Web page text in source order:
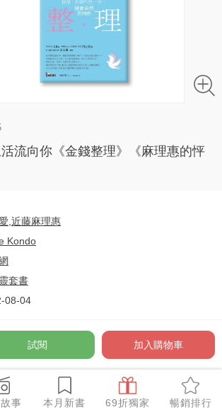
事 本月新書 69折獨家 暢銷排行
流向你《金錢整理》《麻理惠的怦
近藤麻理惠
Kondo
套書
08-04
試閱 加入購物車